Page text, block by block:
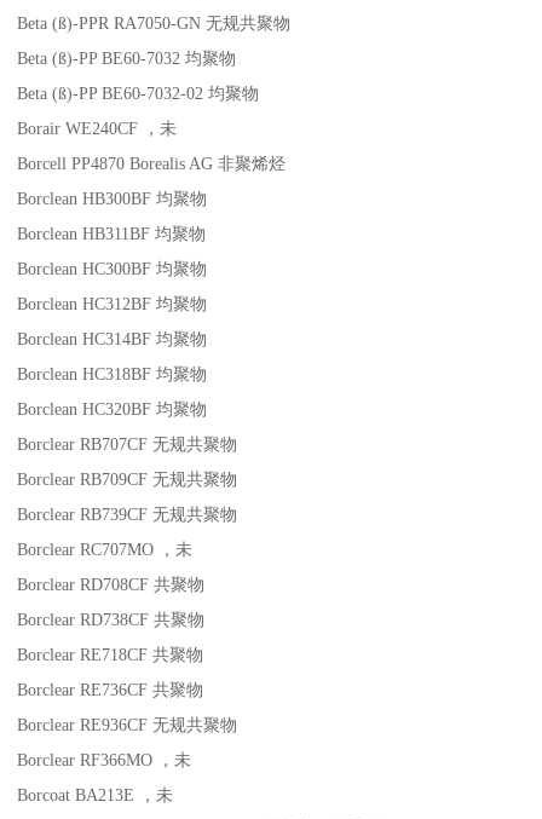
Beta (ß)-PPR RA7050-GN 无规共聚物
Beta (ß)-PP BE60-7032 均聚物
Beta (ß)-PP BE60-7032-02 均聚物
Borair WE240CF
，未
Borcell PP4870 Borealis AG 非聚烯烃
Borclean HB300BF 均聚物
Borclean HB311BF 均聚物
Borclean HC300BF 均聚物
Borclean HC312BF 均聚物
Borclean HC314BF 均聚物
Borclean HC318BF 均聚物
Borclean HC320BF 均聚物
Borclear RB707CF 无规共聚物
Borclear RB709CF 无规共聚物
Borclear RB739CF 无规共聚物
Borclear RC707MO
，未
Borclear RD708CF 共聚物
Borclear RD738CF 共聚物
Borclear RE718CF 共聚物
Borclear RE736CF 共聚物
Borclear RE936CF 无规共聚物
Borclear RF366MO
，未
Borcoat BA213E
，未